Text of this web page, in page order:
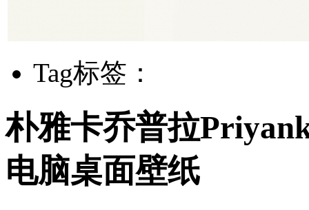
Tag标签：
朴雅卡乔普拉
电脑桌面壁纸